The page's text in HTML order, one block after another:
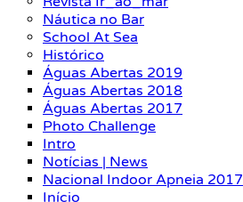
Náutica no Bar
School At Sea
Histórico
Águas Abertas 2019
Águas Abertas 2018
Águas Abertas 2017
Photo Challenge
Intro
Notícias | News
Nacional Indoor Apneia 2017
Início